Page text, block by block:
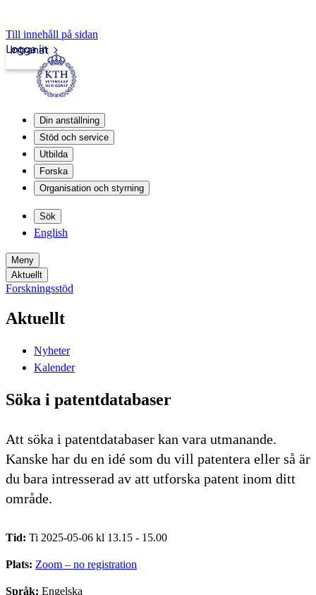
Till innehåll på sidan
Intranät
Logga in
Din anställning
Stöd och service
Utbilda
Forska
Organisation och styrning
Sök
English
Meny
Aktuellt
Forskningsstöd
Aktuellt
Nyheter
Kalender
Söka i patentdatabaser
Att söka i patentdatabaser kan vara utmanande.
Kanske har du en idé som du vill patentera eller så är
du bara intresserad av att utforska patent inom ditt
område.
Tid: Ti 2025-05-06 kl 13.15 - 15.00
Plats: Zoom – no registration
Språk: Engelska